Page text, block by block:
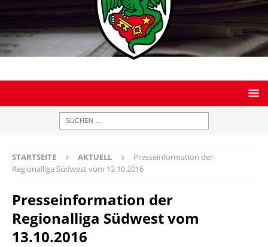
STARTSEITE AKTUELL
Presseinformation der
Regionalliga Südwest vom 13.10.2016
Presseinformation der
Regionalliga Südwest vom
13.10.2016